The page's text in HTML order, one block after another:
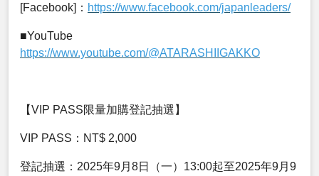
[Facebook]： https://www.facebook.com/japanleaders/
■YouTube
https://www.youtube.com/@ATARASHIIGAKKO
【VIP PASS限量加購登記抽選】
VIP PASS：NT$ 2,000
登記抽選：2025年9月8日（一）13:00起至2025年9月9